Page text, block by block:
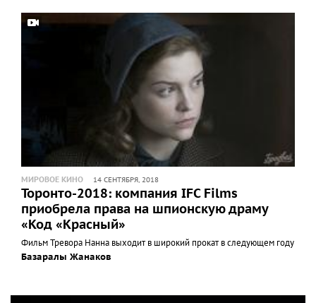
МИРОВОЕ КИНО 14 СЕНТЯБРЯ, 2018
Торонто-2018: компания IFC Films
приобрела права на шпионскую драму
«Код «Красный»
Фильм Тревора Нанна выходит в широкий прокат в следующем году
Базаралы Жанаков